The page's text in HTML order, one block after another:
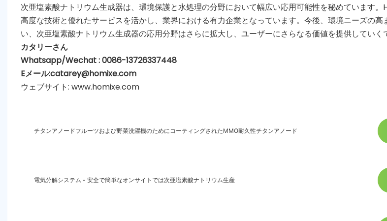
次亜塩素酸ナトリウム生成器は、環境保護と水処理の分野において幅広い応用可能性を秘めています。
高度な技術と優れたサービスを活かし、業界における有力企業となっています。今後、環境ニーズの高
い、次亜塩素酸ナトリウム生成器の応用分野はさらに拡大し、ユーザーにさらなる価値を提供していく
カタリーさん
Whatsapp/Wechat : 0086-13726337448
Eメール:catarey@homixe.com
ウェブサイト: www.homixe.com
チタンアノードフルーツおよび野菜洗濯機のためにコーティングされたMMO耐久性チタンアノード
電気分解システム - 安全で簡単なオンサイトでは次亜塩素酸ナトリウム生産